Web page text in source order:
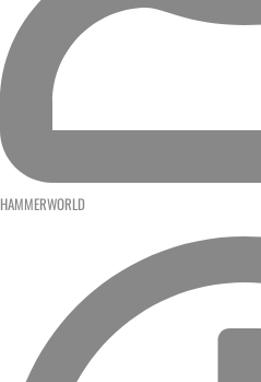
HAMMERWORLD